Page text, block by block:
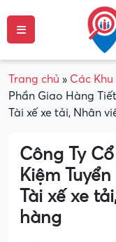
Trang chủ » Các
Phần Giao Hàng
Tài xế xe tải, Nhân
Công Ty
Kiệm
Tài xế xe
hàng